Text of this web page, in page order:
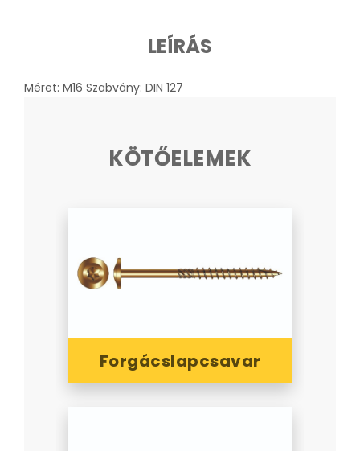
LEÍRÁS
Méret: M16 Szabvány: DIN 127
KÖTŐELEMEK
Forgácslapcsavar